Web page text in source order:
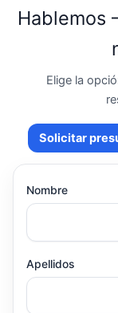
Hablemos
Elige la
Solicitar
Nombre
Apellidos